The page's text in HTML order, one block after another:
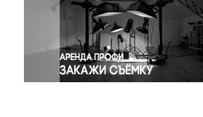
Спорт
Экология
Экономика и бизнес